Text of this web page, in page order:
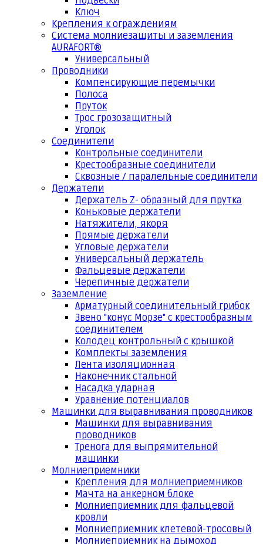
Ключ
Крепления к ограждениям
Система молниезащиты и заземления
AURAFORT®
Универсальный
Проводники
Компенсирующие перемычки
Полоса
Пруток
Трос грозозащитный
Уголок
Соединители
Контрольные соединители
Крестообразные соединители
Сквозные / паралельные соединители
Держатели
Держатель Z- образный для прутка
Коньковые держатели
Натяжители, якоря
Прямые держатели
Угловые держатели
Универсальный держатель
Фальцевые держатели
Черепичные держатели
Заземление
Арматурный соединительный грибок
Звено "конус Морзе" с крестообразным
соединителем
Колодец контрольный с крышкой
Комплекты заземления
Лента изоляционная
Наконечник стальной
Насадка ударная
Уравнение потенциалов
Машинки для выравнивания проводников
Машинки для выравнивания
проводников
Тренога для выпрямительной
машинки
Молниеприемники
Крепления для молниеприемников
Мачта на анкерном блоке
Молниеприемник для фальцевой
кровли
Молниеприемник клетевой-тросовый
Молниеприемник на дымоход